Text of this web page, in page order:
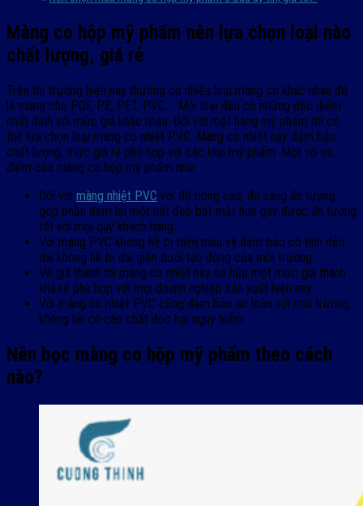
Màng co hộp mỹ phẩm nên lựa chọn loại nào
chất lượng, giá rẻ
Trên thị trường hiện nay thường có nhiều loại màng co khác nhau đó
là màng cho POF, PE, PET, PVC…. Mỗi loại đều có những đặc điểm
nhất định với mức giá khác nhau. Đối với mặt hàng mỹ phẩm thì có
thể lựa chọn loại màng co nhiệt PVC. Màng co nhiệt này đảm bảo
chất lượng, mức giá rẻ phù hợp với các loại mỹ phẩm. Một số ưu
điểm của màng co hộp mỹ phẩm như:
Đối với màng nhiệt PVC với độ bóng cao, độ sáng ấn tượng
góp phần đem lại một nét đẹp bắt mắt hơn gây được ấn tượng
tốt với mọi quý khách hàng.
Với màng PVC không hề bị biến màu và đảm bảo có tính dẻo
dai không hề bị dai giòn dưới tác động của môi trường.
Về giá thành thì màng co nhiệt này sở hữu một mức giá thành
khá rẻ phù hợp với mọi doanh nghiệp sản xuất hiện nay.
Với màng co nhiệt PVC cũng đảm bảo an toàn với môi trường
không hề có các chất độc hại nguy hiểm.
Nên bọc màng co hộp mỹ phẩm theo cách
nào?